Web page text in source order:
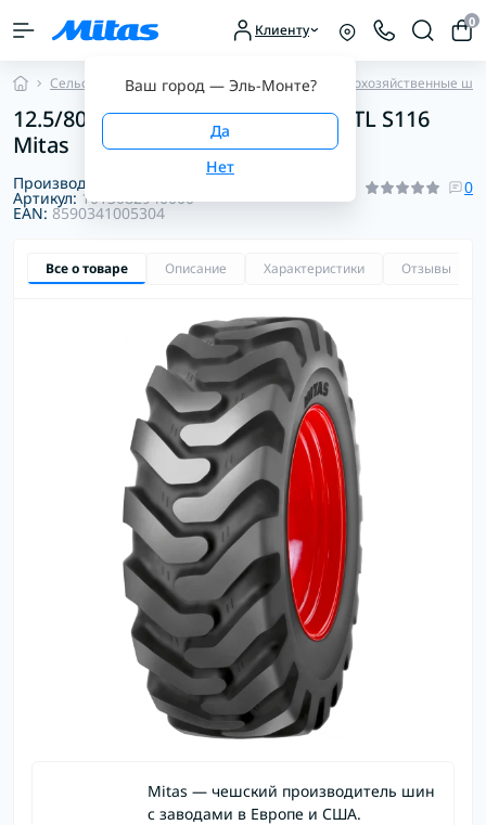
Клиенту
Ваш город — Эль-Монте?
0
Сельскохозяйственные шины Прочие сельскохозяйственные
12.5/80-18 12PR 138/125A8 TR-09 TL S116
Mitas
Производитель:
Артикул:1013082940000
EAN: 8590341005304
0
Все о товаре Описание Характеристики Отзывы
Mitas — чешский производитель шин
с заводами в Европе и США.